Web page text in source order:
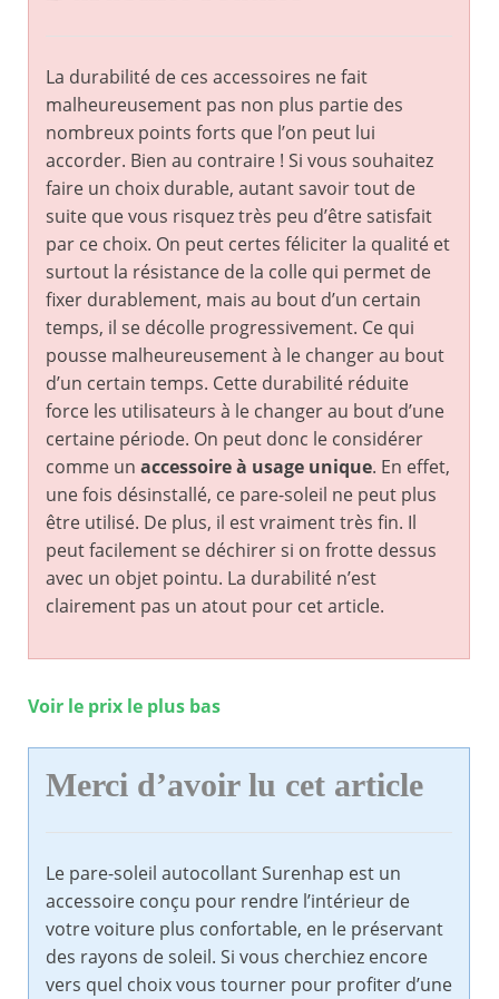
La durabilité de ces accessoires ne fait
malheureusement pas non plus partie des
nombreux points forts que l’on peut lui
accorder. Bien au contraire ! Si vous souhaitez
faire un choix durable, autant savoir tout de
suite que vous risquez très peu d’être satisfait
par ce choix. On peut certes féliciter la qualité et
surtout la résistance de la colle qui permet de
fixer durablement, mais au bout d’un certain
temps, il se décolle progressivement. Ce qui
pousse malheureusement à le changer au bout
d’un certain temps. Cette durabilité réduite
force les utilisateurs à le changer au bout d’une
certaine période. On peut donc le considérer
comme un accessoire à usage unique. En effet,
une fois désinstallé, ce pare-soleil ne peut plus
être utilisé. De plus, il est vraiment très fin. Il
peut facilement se déchirer si on frotte dessus
avec un objet pointu. La durabilité n’est
clairement pas un atout pour cet article.
Voir le prix le plus bas
Merci d’avoir lu cet article
Le pare-soleil autocollant Surenhap est un
accessoire conçu pour rendre l’intérieur de
votre voiture plus confortable, en le préservant
des rayons de soleil. Si vous cherchiez encore
vers quel choix vous tourner pour profiter d’une